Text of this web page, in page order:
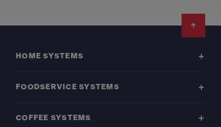
HOME SYSTEMS
FOODSERVICE SYSTEMS
COFFEE SYSTEMS